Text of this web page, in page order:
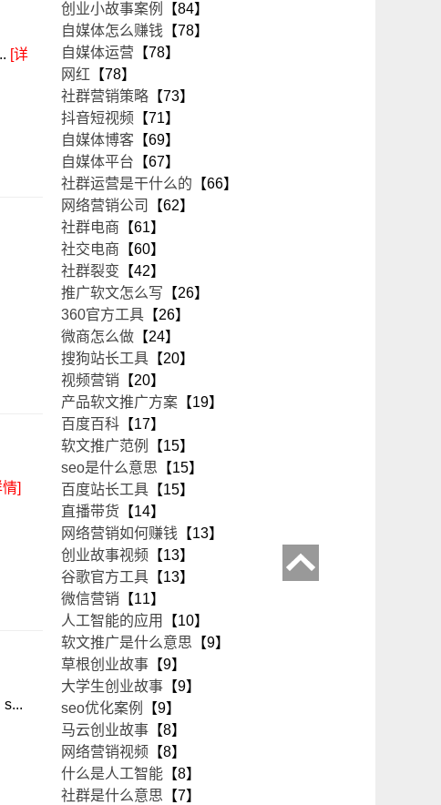
[详
情]
创业小故事案例
【84】
自媒体怎么赚钱 【78】
自媒体运营 【78】
网红 【78】
社群营销策略 【73】
抖音短视频 【71】
自媒体博客 【69】
自媒体平台 【67】
社群运营是干什么的 【66】
网络营销公司
【62】
社群电商 【61】
社交电商 【60】
社群裂变 【42】
推广软文怎么写 【26】
360官方工具 【26】
微商怎么做 【24】
搜狗站长工具 【20】
视频营销 【20】
产品软文推广方案 【19】
百度百科 【17】
软文推广范例
【15】
seo是什么意思 【15】
百度站长工具 【15】
直播带货 【14】
网络营销如何赚钱 【13】
创业故事视频 【13】
谷歌官方工具 【13】
微信营销 【11】
人工智能的应用
【10】
软文推广是什么意思 【9】
草根创业故事 【9】
大学生创业故事 【9】
seo优化案例
【9】
马云创业故事 【8】
网络营销视频 【8】
什么是人工智能 【8】
社群是什么意思 【7】